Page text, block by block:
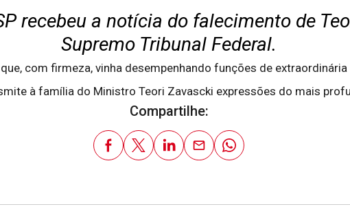
recebeu a notícia do falecimento de
Supremo Tribunal Federal.
com firmeza, vinha desempenhando funções de
à família do Ministro Teori Zavascki expressões do mais
Compartilhe: